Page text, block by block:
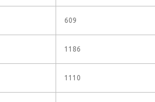
609
1186
1110